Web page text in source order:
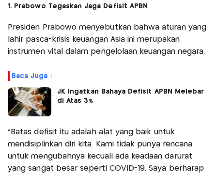
1. Prabowo Tegaskan Jaga Defisit APBN
Presiden Prabowo menyebutkan bahwa aturan yang
lahir pasca-krisis keuangan Asia ini merupakan
instrumen vital dalam pengelolaan keuangan negara.
Baca Juga :
JK Ingatkan Bahaya Defisit APBN Melebar
di Atas 3%
“Batas defisit itu adalah alat yang baik untuk
mendisiplinkan diri kita. Kami tidak punya rencana
untuk mengubahnya kecuali ada keadaan darurat
yang sangat besar seperti COVID-19. Saya berharap